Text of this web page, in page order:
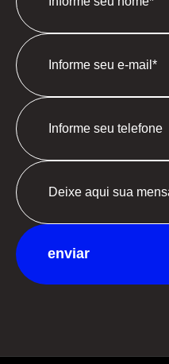
enviar